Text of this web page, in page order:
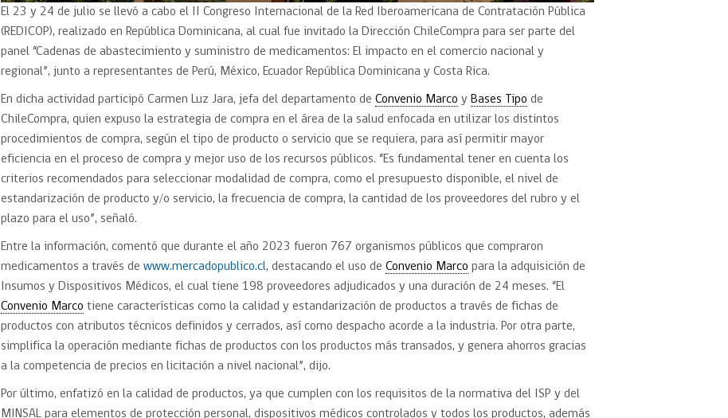
El 23 y 24 de julio se llevó a cabo el II Congreso Internacional de la Red Iberoamericana de Contratación Pública
(REDICOP), realizado en República Dominicana, al cual fue invitado la Dirección ChileCompra para ser parte del
panel “Cadenas de abastecimiento y suministro de medicamentos: El impacto en el comercio nacional y
regional”, junto a representantes de Perú, México, Ecuador República Dominicana y Costa Rica.
En dicha actividad participó Carmen Luz Jara, jefa del departamento deConvenio Marco yBases Tipo de
ChileCompra, quien expuso la estrategia de compra en el área de la salud enfocada en utilizar los distintos
procedimientos de compra, según el tipo de producto o servicio que se requiera, para así permitir mayor
eficiencia en el proceso de compra y mejor uso de los recursos públicos. “Es fundamental tener en cuenta los
criterios recomendados para seleccionar modalidad de compra, como el presupuesto disponible, el nivel de
estandarización de producto y/o servicio, la frecuencia de compra, la cantidad de los proveedores del rubro y el
plazo para el uso”, señaló.
Entre la información, comentó que durante el año 2023 fueron 767 organismos públicos que compraron
medicamentos a través dewww.mercadopublico.cl, destacando el uso deConvenio Marco para la adquisición de
Insumos y Dispositivos Médicos, el cual tiene 198 proveedores adjudicados y una duración de 24 meses. “El
Convenio Marco tiene características como la calidad y estandarización de productos a través de fichas de
productos con atributos técnicos definidos y cerrados, así como despacho acorde a la industria. Por otra parte,
simplifica la operación mediante fichas de productos con los productos más transados, y genera ahorros gracias
a la competencia de precios en licitación a nivel nacional”, dijo.
Por último, enfatizó en la calidad de productos, ya que cumplen con los requisitos de la normativa del ISP y del
MINSAL para elementos de protección personal, dispositivos médicos controlados y todos los productos, además